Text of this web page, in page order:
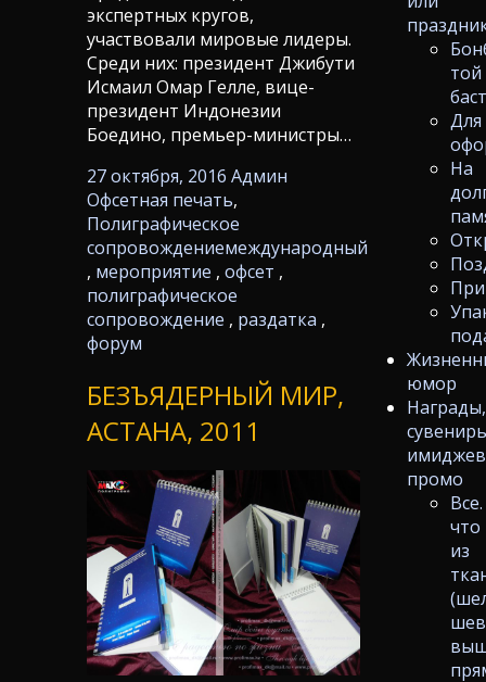
той
Для
На
юмор
Награды,
промо
Все.
что
из
экспертных кругов,
участвовали мировые лидеры.
Среди них: президент Джибути
Исмаил Омар Гелле, вице-
президент Индонезии
Боедино, премьер-министры…
27 октября, 2016 Админ
Офсетная печать,
Полиграфическое
сопровождениемеждународный
, мероприятие , офсет ,
полиграфическое
сопровождение , раздатка ,
форум
БЕЗЪЯДЕРНЫЙ МИР,
АСТАНА, 2011